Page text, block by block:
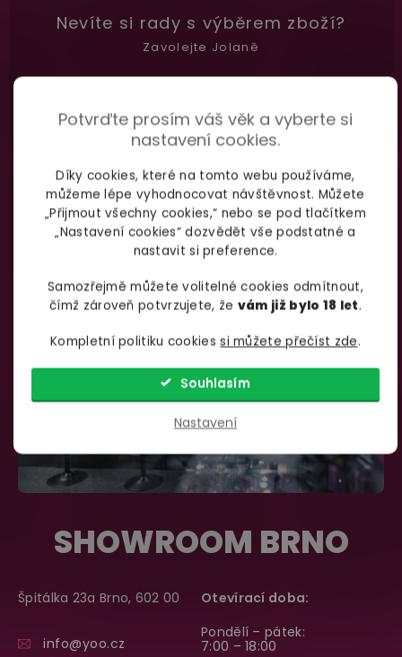
Potvrďte prosím váš věk a vyberte si
nastavení cookies.
Díky cookies, které na tomto webu používáme,
můžeme lépe vyhodnocovat návštěvnost. Můžete
„Přijmout všechny cookies,“ nebo se pod tlačítkem
„Nastavení cookies“ dozvědět vše podstatné a
nastavit si preference.
Samozřejmě můžete volitelné cookies odmítnout,
čímž zároveň potvrzujete, že vám již bylo 18 let.
Kompletní politiku cookiessi můžete přečíst zde.
Nastavení
Souhlasím
Napište nám kdykoliv
(Po-Pá 7.00-18.00)
Nevíte si rady s výběrem zboží?
Zavolejte Jolaně
SHOWROOM BRNO
Špitálka 23a Brno, 602 00
info@yoo.cz
Otevírací doba:
Pondělí – pátek:
7:00 – 18:00